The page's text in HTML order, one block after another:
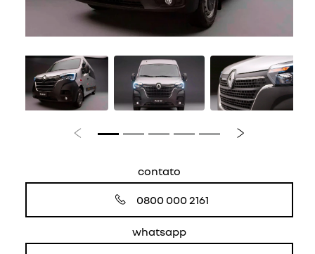
Anterior Próximo
contato
0800 000 2161
whatsapp